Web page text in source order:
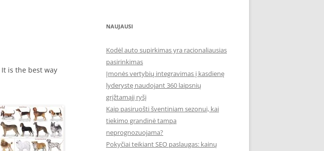
It is the best way
NAUJAUSI
Kodėl auto supirkimas yra racionaliausias
pasirinkimas
Įmonės vertybių integravimas į kasdienę
lyderystę naudojant 360 laipsnių
grįžtamąjį ryšį
Kaip pasiruošti šventiniam sezonui, kai
tiekimo grandinė tampa
neprognozuojama?
Pokyčiai teikiant SEO paslaugas: kainų